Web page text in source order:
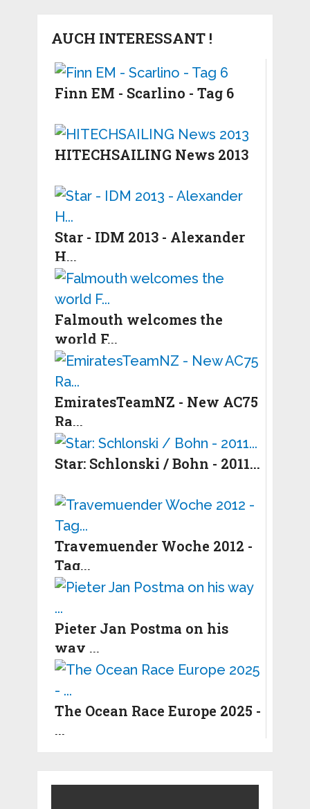
AUCH INTERESSANT !
Finn EM - Scarlino - Tag 6
HITECHSAILING News 2013
Star - IDM 2013 - Alexander
H...
Falmouth welcomes the
world F...
EmiratesTeamNZ - New AC75
Ra...
Star: Schlonski / Bohn - 2011...
Travemuender Woche 2012 -
Tag...
Pieter Jan Postma on his
way ...
The Ocean Race Europe 2025 -
...